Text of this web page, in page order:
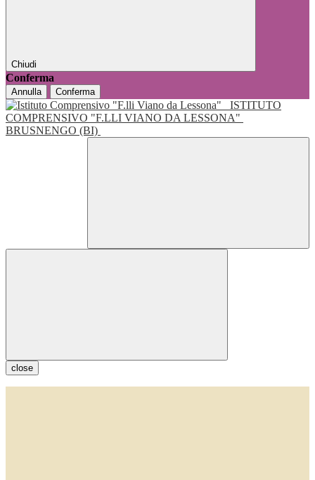
Chiudi
Conferma
Annulla Conferma
ISTITUTO
COMPRENSIVO "F.LLI VIANO DA LESSONA"
BRUSNENGO (BI)
close